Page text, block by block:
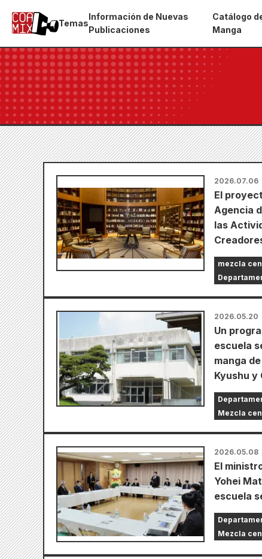
Temas
Información de Nuevas
Publicaciones
Catálogo
Manga
2026.07.06
El
Agencia
las
mezcla
2026.05.20
Un
escuela
manga
Kyushu y
Mezcla
2026.05.08
El
Yohei
escuela
Mezcla